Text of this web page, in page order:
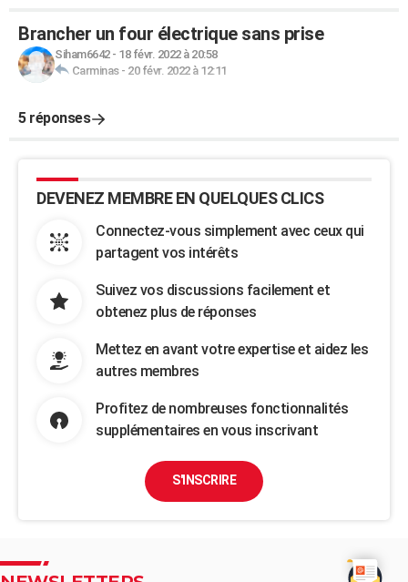
Brancher un four électrique sans prise
Siham6642- 18 févr. 2022 à 20:58
Carminas- 20 févr. 2022 à 12:11
5 réponses
DEVENEZ MEMBRE EN QUELQUES CLICS
Connectez-vous simplement avec ceux qui
partagent vos intérêts
Suivez vos discussions facilement et
obtenez plus de réponses
Mettez en avant votre expertise et aidez les
autres membres
Profitez de nombreuses fonctionnalités
supplémentaires en vous inscrivant
S'INSCRIRE